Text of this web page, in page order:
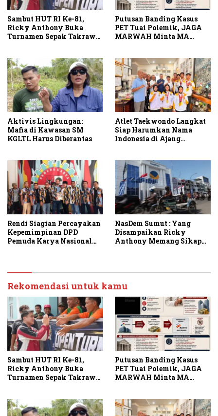
Sambut HUT RI Ke-81,
Ricky Anthony Buka
Turnamen Sepak Takraw
Putusan Banding Kasus
PET Tuai Polemik, JAGA
MARWAH Minta MA
Aktivis Lingkungan:
Mafia di Kawasan SM
KGLTL Harus Diberantas
Atlet Taekwondo Langkat
Siap Harumkan Nama
Indonesia di Ajang
Rendi Siagian Percayakan
Kepemimpinan DPD
Pemuda Karya Nasional
NasDem Sumut : Yang
Disampaikan Ricky
Anthony Memang Sikap
Rekomendasi untuk kamu
Sambut HUT RI Ke-81,
Ricky Anthony Buka
Turnamen Sepak Takraw
Putusan Banding Kasus
PET Tuai Polemik, JAGA
MARWAH Minta MA